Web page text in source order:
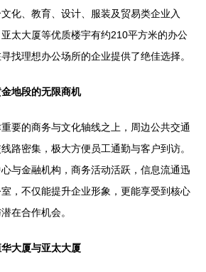
化、教育、设计、服装及贸易类企业入
太大厦等优质楼宇有约210平方米的办公
找理想办公场所的企业提供了绝佳选择。
地段的无限商机
要的商务与文化轴线之上，周边公共交通
路密集，极大方便员工通勤与客户到访。
与金融机构，商务活动活跃，信息流通迅
，不仅能提升企业形象，更能享受到核心
在合作机会。
大厦与亚太大厦